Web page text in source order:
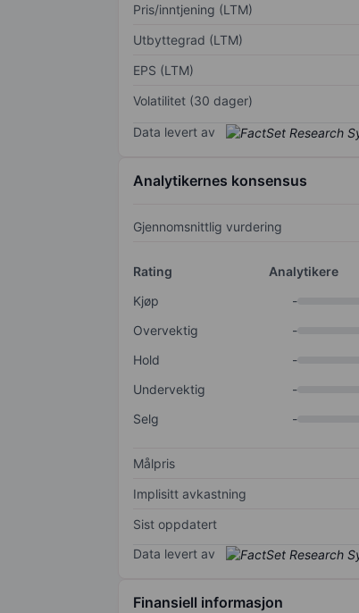
Pris/inntjening (LTM)
Utbyttegrad (LTM)
EPS (LTM)
Volatilitet (30 dager)
Data levert av
Analytikernes konsensus
Gjennomsnittlig vurdering
Rating
Analytikere
Kjøp
-
Overvektig
-
Hold
-
Undervektig
-
Selg
-
Målpris
Implisitt avkastning
Sist oppdatert
Data levert av
Finansiell informasjon